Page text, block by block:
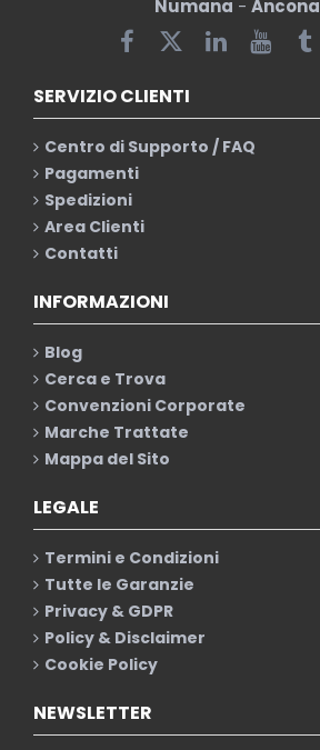
Numana - Ancona
SERVIZIO CLIENTI
Centro di Supporto / FAQ
Pagamenti
Spedizioni
Area Clienti
Contatti
INFORMAZIONI
Blog
Cerca e Trova
Convenzioni Corporate
Marche Trattate
Mappa del Sito
LEGALE
Termini e Condizioni
Tutte le Garanzie
Privacy & GDPR
Policy & Disclaimer
Cookie Policy
NEWSLETTER